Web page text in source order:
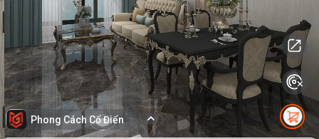
Phong Cách Cổ Điển